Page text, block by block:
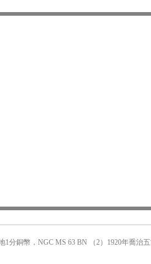
1分銅幣，NGC MS 63 BN （2）1920年喬